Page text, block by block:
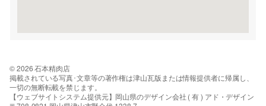
© 2026 石本精肉店
掲載されている写真･文章等の著作権は津山瓦版または情報提供者に帰属し、
一切の無断転載を禁じます。
【ウェブサイトシステム提供元】岡山県のデザイン会社 ( 有 ) アド・デザイン